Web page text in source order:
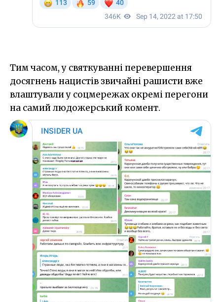
Тим часом, у святкуванні перевершення
досягнень нацистів звичайні рашисти вже
влаштували у соцмережах окремі перегони
на самий людожерський комент.